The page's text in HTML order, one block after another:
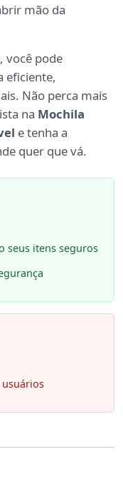
mão da
você pode
eficiente,
Não perca mais
na Mochila
e tenha a
quer que vá.
seus itens seguros